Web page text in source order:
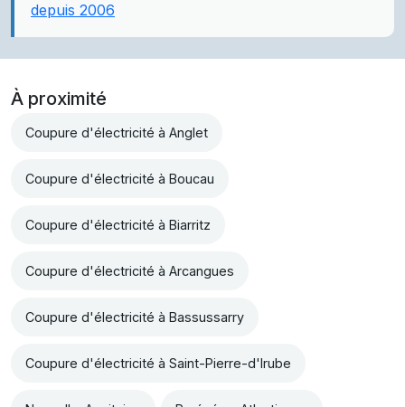
depuis 2006
À proximité
Coupure d'électricité à Anglet
Coupure d'électricité à Boucau
Coupure d'électricité à Biarritz
Coupure d'électricité à Arcangues
Coupure d'électricité à Bassussarry
Coupure d'électricité à Saint-Pierre-d'Irube